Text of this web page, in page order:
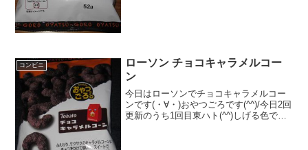
コンビニ
ローソン チョコキャラメルコー
ン
今日はローソンでチョコキャラメルコー
ンです(・∀・)おやつごろです(^^)/今日2回
更新のうち1回目東ハト(^^)しげる色です